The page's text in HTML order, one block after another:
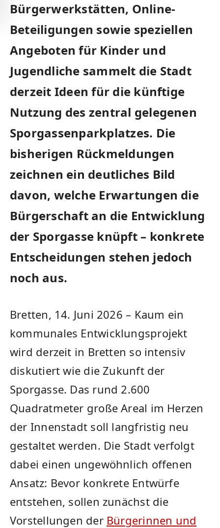
Bürgerwerkstätten, Online-
Beteiligungen sowie speziellen
Angeboten für Kinder und
Jugendliche sammelt die Stadt
derzeit Ideen für die künftige
Nutzung des zentral gelegenen
Sporgassenparkplatzes. Die
bisherigen Rückmeldungen
zeichnen ein deutliches Bild
davon, welche Erwartungen die
Bürgerschaft an die Entwicklung
der Sporgasse knüpft – konkrete
Entscheidungen stehen jedoch
noch aus.
Bretten, 14. Juni 2026 – Kaum ein
kommunales Entwicklungsprojekt
wird derzeit in Bretten so intensiv
diskutiert wie die Zukunft der
Sporgasse. Das rund 2.600
Quadratmeter große Areal im Herzen
der Innenstadt soll langfristig neu
gestaltet werden. Die Stadt verfolgt
dabei einen ungewöhnlich offenen
Ansatz: Bevor konkrete Entwürfe
entstehen, sollen zunächst die
Vorstellungen der Bürgerinnen und